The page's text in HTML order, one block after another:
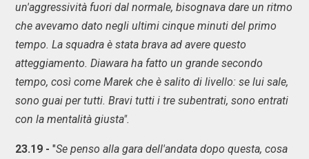
un'aggressività fuori dal normale, bisognava dare un ritmo
che avevamo dato negli ultimi cinque minuti del primo
tempo. La squadra è stata brava ad avere questo
atteggiamento. Diawara ha fatto un grande secondo
tempo, così come Marek che è salito di livello: se lui sale,
sono guai per tutti. Bravi tutti i tre subentrati, sono entrati
con la mentalità giusta".
23.19 - "Se penso alla gara dell'andata dopo questa, cosa